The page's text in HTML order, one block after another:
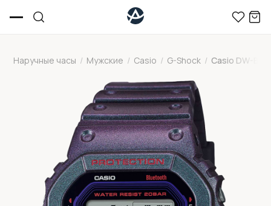
Наручные часы / Мужские / Casio / G-Shock / Casio DW-